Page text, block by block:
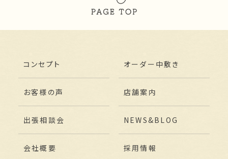
コンセプト オーダー中敷き
お客様の声 店舗案内
出張相談会 NEWS&BLOG
会社概要 採用情報